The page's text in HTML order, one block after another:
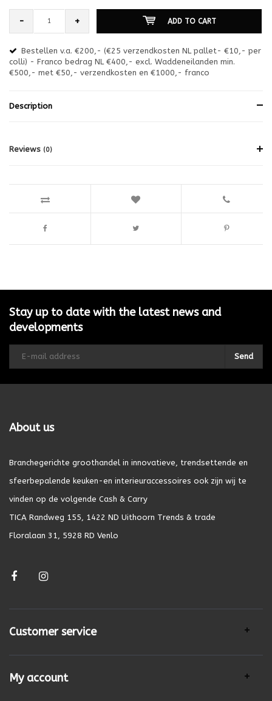
- + ADD TO CART
Bestellen v.a. €200,- (€25 verzendkosten NL pallet- €10,- per
colli) - Franco bedrag NL €400,- excl. Waddeneilanden min.
€500,- met €50,- verzendkosten en €1000,- franco
Description
Reviews (0)
Stay up to date with the latest news and
developments
Send
About us
Branchegerichte groothandel in innovatieve, trendsettende en
sfeerbepalende keuken-en interieuraccessoires ook zijn wij te
vinden op de volgende Cash & Carry
TICA Randweg 155, 1422 ND Uithoorn Trends & trade
Floralaan 31, 5928 RD Venlo
Customer service
My account